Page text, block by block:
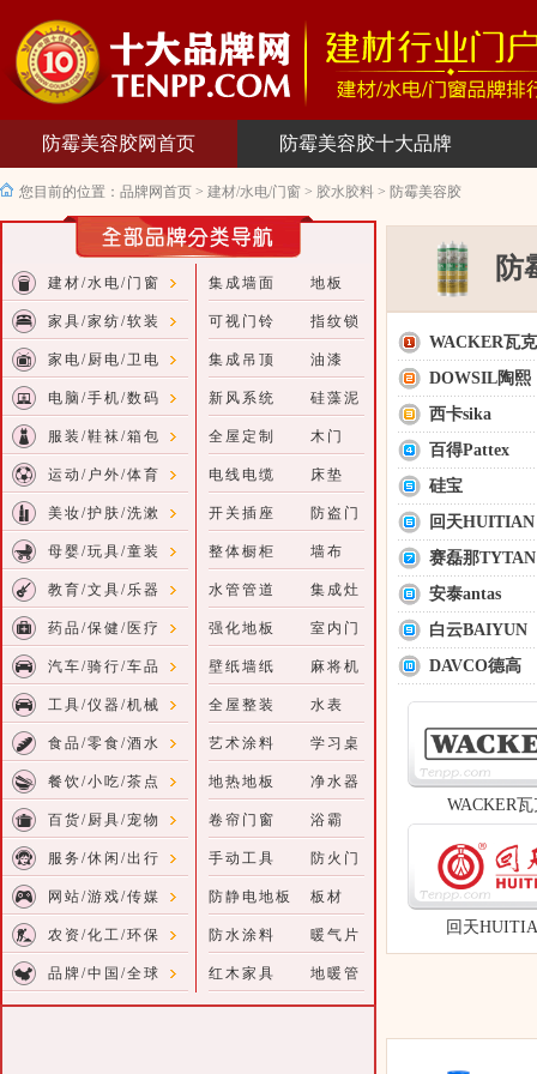
防霉美容胶网首页 防霉美容胶十大品牌
您目前的位置： 品牌网首页 > 建材/水电/门窗 > 胶水胶料 > 防霉美容胶
建材/水电/门窗
家具/家纺/软装
家电/厨电/卫电
电脑/手机/数码
服装/鞋袜/箱包
运动/户外/体育
美妆/护肤/洗漱
母婴/玩具/童装
教育/文具/乐器
药品/保健/医疗
汽车/骑行/车品
工具/仪器/机械
食品/零食/酒水
餐饮/小吃/茶点
百货/厨具/宠物
服务/休闲/出行
网站/游戏/传媒
农资/化工/环保
品牌/中国/全球
集成墙面 地板
可视门铃 指纹锁
集成吊顶 油漆
新风系统 硅藻泥
全屋定制 木门
电线电缆 床垫
开关插座 防盗门
整体橱柜 墙布
水管管道 集成灶
强化地板 室内门
壁纸墙纸 麻将机
全屋整装 水表
艺术涂料 学习桌
地热地板 净水器
卷帘门窗 浴霸
手动工具 防火门
防静电地板 板材
防水涂料 暖气片
红木家具 地暖管
防
WACKER瓦克
DOWSIL陶熙
西卡sika
百得Pattex
硅宝
回天HUITIAN
赛磊那TYTAN
安泰antas
白云BAIYUN
DAVCO德高
WACKER瓦
回天